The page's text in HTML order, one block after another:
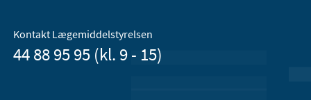
Kontakt Lægemiddelstyrelsen
44 88 95 95 (kl. 9 - 15)